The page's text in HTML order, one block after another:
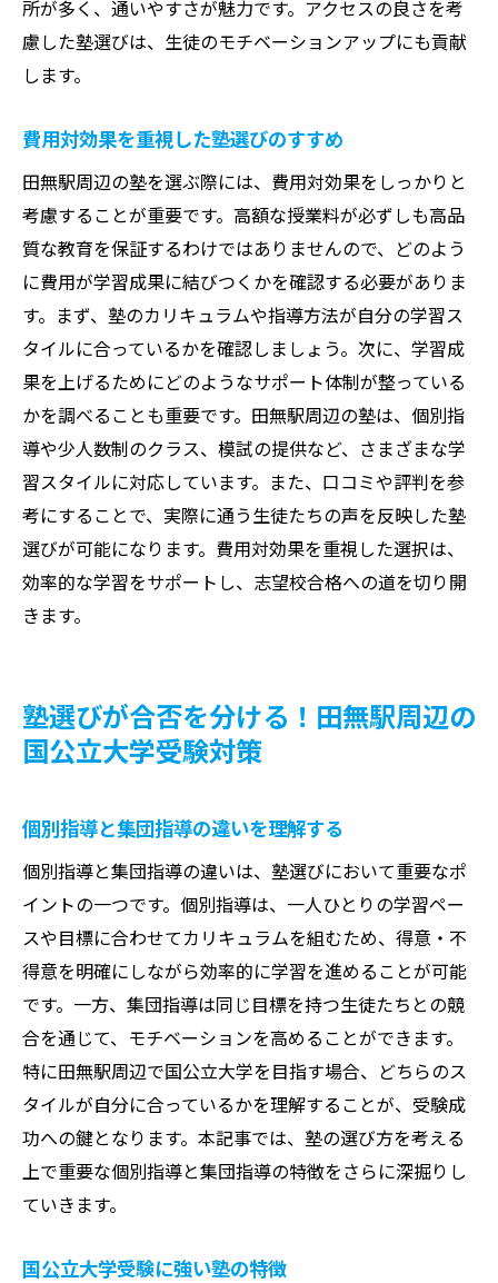
合格者の成功体験を活用した学習法
地域に密着した塾が提供する安心感
所が多く、通いやすさが魅力です。アクセスの良さを考
慮した塾選びは、生徒のモチベーションアップにも貢献
します。
費用対効果を重視した塾選びのすすめ
田無駅周辺の塾を選ぶ際には、費用対効果をしっかりと
考慮することが重要です。高額な授業料が必ずしも高品
質な教育を保証するわけではありませんので、どのよう
に費用が学習成果に結びつくかを確認する必要がありま
す。まず、塾のカリキュラムや指導方法が自分の学習ス
タイルに合っているかを確認しましょう。次に、学習成
果を上げるためにどのようなサポート体制が整っている
かを調べることも重要です。田無駅周辺の塾は、個別指
導や少人数制のクラス、模試の提供など、さまざまな学
習スタイルに対応しています。また、口コミや評判を参
考にすることで、実際に通う生徒たちの声を反映した塾
選びが可能になります。費用対効果を重視した選択は、
効率的な学習をサポートし、志望校合格への道を切り開
きます。
塾選びが合否を分ける！田無駅周辺の
国公立大学受験対策
個別指導と集団指導の違いを理解する
個別指導と集団指導の違いは、塾選びにおいて重要なポ
イントの一つです。個別指導は、一人ひとりの学習ペー
スや目標に合わせてカリキュラムを組むため、得意・不
得意を明確にしながら効率的に学習を進めることが可能
です。一方、集団指導は同じ目標を持つ生徒たちとの競
合を通じて、モチベーションを高めることができます。
特に田無駅周辺で国公立大学を目指す場合、どちらのス
タイルが自分に合っているかを理解することが、受験成
功への鍵となります。本記事では、塾の選び方を考える
上で重要な個別指導と集団指導の特徴をさらに深掘りし
ていきます。
国公立大学受験に強い塾の特徴